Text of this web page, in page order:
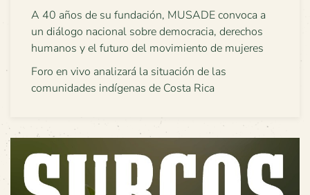
A 40 años de su fundación, MUSADE convoca a
un diálogo nacional sobre democracia, derechos
humanos y el futuro del movimiento de mujeres
Foro en vivo analizará la situación de las
comunidades indígenas de Costa Rica